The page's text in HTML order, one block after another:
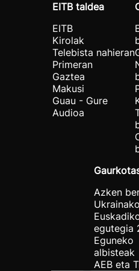
EITB taldea
EITB
Kirolak
Telebista nahieran
Primeran
Gaztea
Makusi
Guau - Gure
Audioa
Azken
egutegia
Eguneko
albisteak
AEB eta